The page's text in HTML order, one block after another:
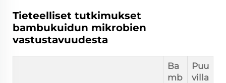
Tieteelliset tutkimukset
bambukuidun mikrobien
vastustavuudesta
Ba
mb
Puu
villa